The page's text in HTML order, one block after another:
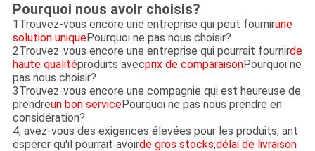
Pourquoi nous avoir choisis?
1Trouvez-vous encore une entreprise qui peut fournirune
solution uniquePourquoi ne pas nous choisir?
2Trouvez-vous encore une entreprise qui pourrait fournirde
haute qualitéproduits avecprix de comparaisonPourquoi ne
pas nous choisir?
3Trouvez-vous encore une compagnie qui est heureuse de
prendreun bon servicePourquoi ne pas nous prendre en
considération?
4, avez-vous des exigences élevées pour les produits, ant
espérer qu'il pourrait avoirde gros stocks,délai de livraison